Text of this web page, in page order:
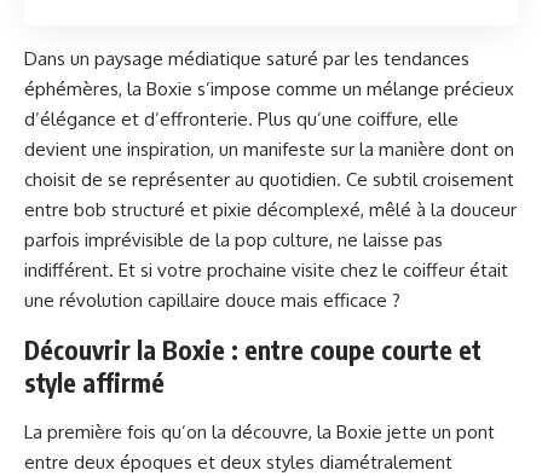
Dans un paysage médiatique saturé par les tendances
éphémères, la Boxie s’impose comme un mélange précieux
d’élégance et d’effronterie. Plus qu’une coiffure, elle
devient une inspiration, un manifeste sur la manière dont on
choisit de se représenter au quotidien. Ce subtil croisement
entre bob structuré et pixie décomplexé, mêlé à la douceur
parfois imprévisible de la pop culture, ne laisse pas
indifférent. Et si votre prochaine visite chez le coiffeur était
une révolution capillaire douce mais efficace ?
Découvrir la Boxie : entre coupe courte et
style affirmé
La première fois qu’on la découvre, la Boxie jette un pont
entre deux époques et deux styles diamétralement